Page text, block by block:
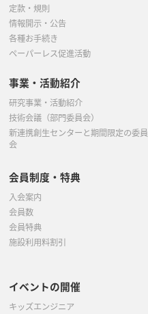
定款・規則
情報開示・公告
各種お手続き
ペーパーレス促進活動
事業・活動紹介
研究事業・活動紹介
技術会議（部門委員会）
新連携創生センターと期間限定の委員
会
会員制度・特典
入会案内
会員数
会員特典
施設利用料割引
イベントの開催
キッズエンジニア